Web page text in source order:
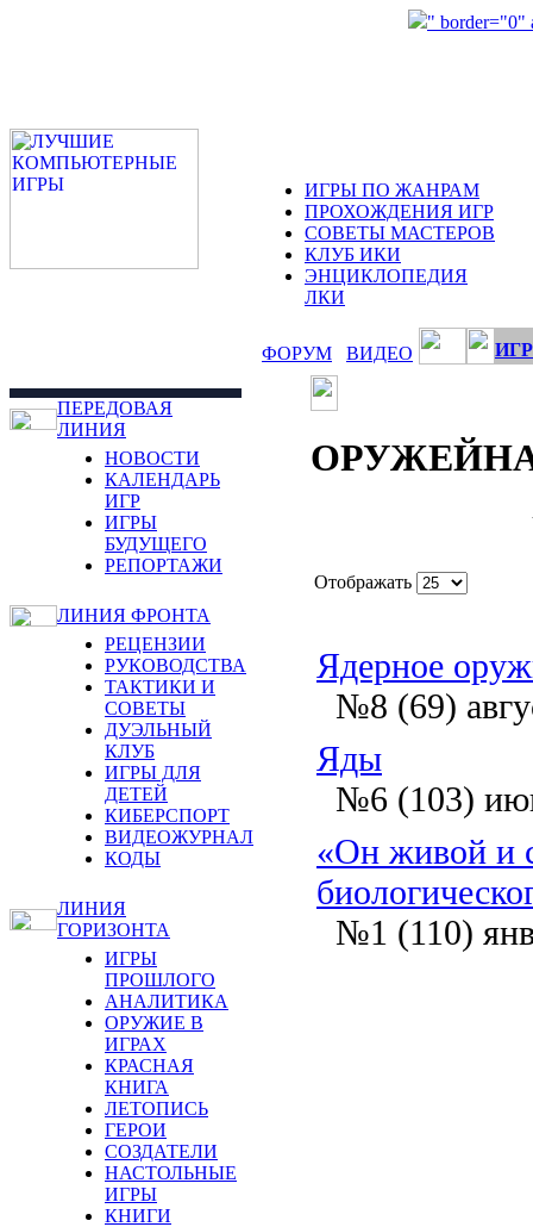
" border="0"
ИГРЫ ПО ЖАНРАМ
ПРОХОЖДЕНИЯ ИГР
СОВЕТЫ МАСТЕРОВ
КЛУБ ИКИ
ЭНЦИКЛОПЕДИЯ
ЛКИ
ФОРУМ ВИДЕО
ПЕРЕДОВАЯ
ЛИНИЯ
НОВОСТИ
КАЛЕНДАРЬ
ИГР
ИГРЫ
БУДУЩЕГО
РЕПОРТАЖИ
ЛИНИЯ ФРОНТА
РЕЦЕНЗИИ
РУКОВОДСТВА
ТАКТИКИ И
СОВЕТЫ
ДУЭЛЬНЫЙ
КЛУБ
ИГРЫ ДЛЯ
ДЕТЕЙ
КИБЕРСПОРТ
ВИДЕОЖУРНАЛ
КОДЫ
ЛИНИЯ
ГОРИЗОНТА
ИГРЫ
ПРОШЛОГО
АНАЛИТИКА
ОРУЖИЕ В
ИГРАХ
КРАСНАЯ
КНИГА
ЛЕТОПИСЬ
ГЕРОИ
СОЗДАТЕЛИ
НАСТОЛЬНЫЕ
ИГРЫ
КНИГИ
Отображать
Ядерное
№8 (69)
Яды
№6 (103)
«Он живой и
№1 (110)